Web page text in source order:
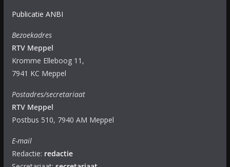
Publicatie ANBI
Bezoekadres
RTV Meppel
Kromme Elleboog 11,
7941 KC Meppel
Postadres/secretariaat
RTV Meppel
Postbus 510, 7940 AM Meppel
E-mail
Redactie: redactie